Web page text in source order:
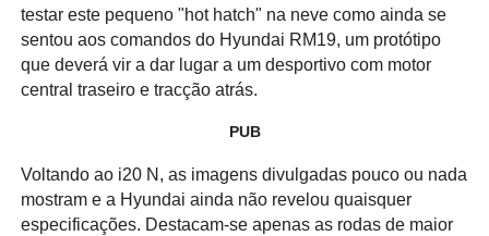
testar este pequeno "hot hatch" na neve como ainda se
sentou aos comandos do Hyundai RM19, um protótipo
que deverá vir a dar lugar a um desportivo com motor
central traseiro e tracção atrás.
PUB
Voltando ao i20 N, as imagens divulgadas pouco ou nada
mostram e a Hyundai ainda não revelou quaisquer
especificações. Destacam-se apenas as rodas de maior